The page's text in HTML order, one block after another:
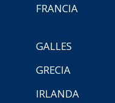
FRANCIA
GALLES
GRECIA
IRLANDA